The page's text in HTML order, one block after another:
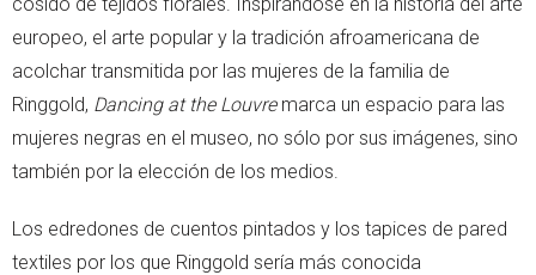
europeo, el arte popular y la tradición afroamericana de
acolchar transmitida por las mujeres de la familia de
Ringgold, Dancing at the Louvremarca un espacio para las
mujeres negras en el museo, no sólo por sus imágenes, sino
también por la elección de los medios.
Los edredones de cuentos pintados y los tapices de pared
textiles por los que Ringgold sería más conocida